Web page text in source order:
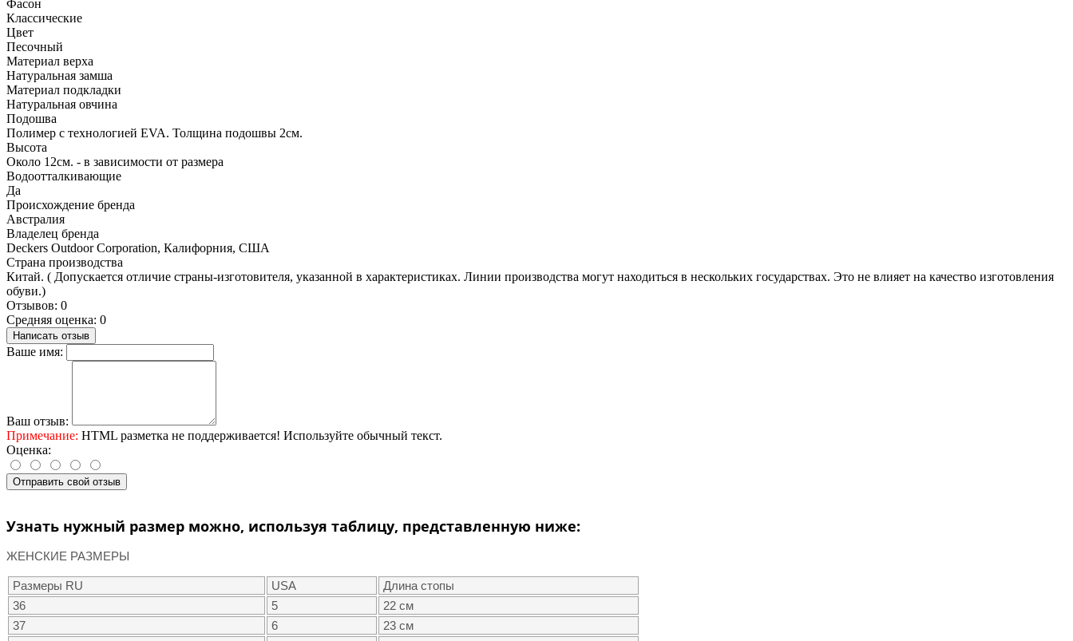
Фасон
Классические
Цвет
Песочный
Материал верха
Натуральная замша
Материал подкладки
Натуральная овчина
Подошва
Полимер с технологией EVA. Толщина подошвы 2см.
Высота
Около 12см. - в зависимости от размера
Водоотталкивающие
Да
Происхождение бренда
Австралия
Владелец бренда
Deckers Outdoor Corporation, Калифорния, США
Страна производства
Китай. ( Допускается отличие страны-изготовителя, указанной в характеристиках. Линии производства могут находиться в нескольких государствах. Это не влияет на качество изготовления
обуви.)
Отзывов: 0
Средняя оценка: 0
Написать отзыв
Ваше имя:
Ваш отзыв:
Примечание: HTML разметка не поддерживается! Используйте обычный текст.
Оценка:
Отправить свой отзыв
Узнать нужный размер можно, используя таблицу, представленную ниже:
ЖЕНСКИЕ РАЗМЕРЫ
Размеры RU USA
Длина стопы
36
5
22 см
37
6
23 см